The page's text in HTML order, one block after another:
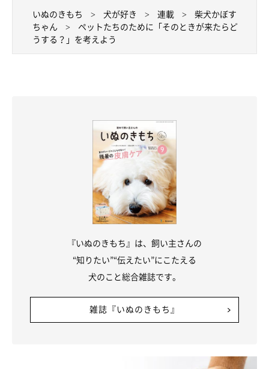
いぬのきもち 犬が好き 連載
柴犬かぼす
ちゃん
ペットたちのために「そのときが来たらど
うする？」を考えよう
『いぬのきもち』は、飼い主さんの
“知りたい”“伝えたい”にこたえる
犬のこと総合雑誌です。
雑誌『いぬのきもち』